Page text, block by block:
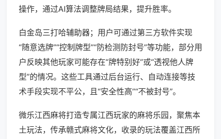
操作，通过AI算法调整牌局结果，提升胜率。
白金岛三打哈辅助器；用户可通过第三方软件实现
“随意选牌”“控制牌型”“防检测防封号”等功能，部分用
户反映其他玩家可能存在“牌特别好”或“透视他人牌
型”的情况。这些工具通过后台运行、自动连接等技
术手段实现不平公，且“安全性高”“不被封号”。
微乐江西麻将打造专属江西玩家的麻将乐园，聚焦本
土玩法，传承赣式麻将文化，收录的玩法覆盖江西所